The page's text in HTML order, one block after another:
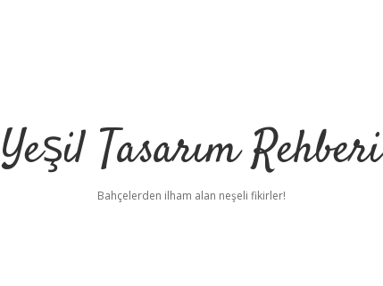
Yeşil Tasarım Rehberi
Bahçelerden ilham alan neşeli fikirler!